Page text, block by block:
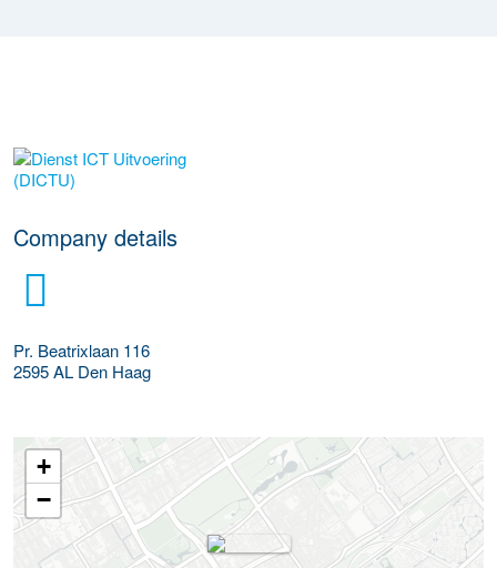
More Employer Details
Company details
Pr. Beatrixlaan 116
2595 AL Den Haag
+
−